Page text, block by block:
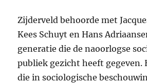
Zijderveld behoorde met
Kees Schuyt en Hans
generatie die de naoorlogse
publiek gezicht heeft gegeven.
die in sociologische